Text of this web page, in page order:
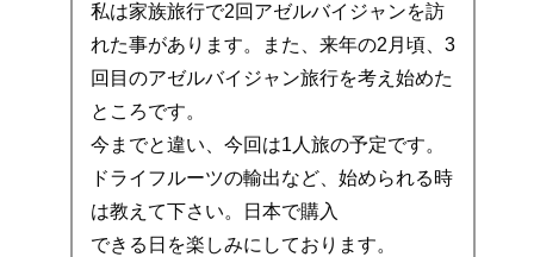
私は家族旅行で2回アゼルバイジャンを訪
れた事があります。また、来年の2月頃、3
回目のアゼルバイジャン旅行を考え始めた
ところです。
今までと違い、今回は1人旅の予定です。
ドライフルーツの輸出など、始められる時
は教えて下さい。日本で購入
できる日を楽しみにしております。